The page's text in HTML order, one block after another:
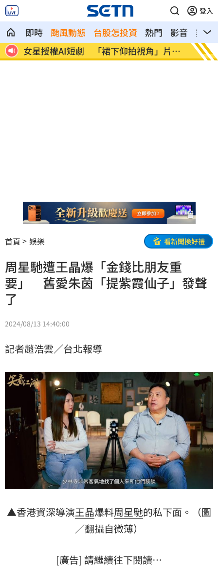
登入
即時 颱風動態 台股怎投資 熱門 影音
熱搜
失
女星授權AI短劇 「裙下仰拍視角」片挨
轟
防代
人
首頁 娛樂 看新聞換好禮
周星馳遭王晶爆「金錢比朋友重
要」 舊愛朱茵「提紫霞仙子」發聲
了
2024/08/13 14:40:00
記者趙浩雲／台北報導
▲香港資深導演王晶爆料周星馳的私下面。（圖
／翻攝自微薄）
[廣告] 請繼續往下閱讀…